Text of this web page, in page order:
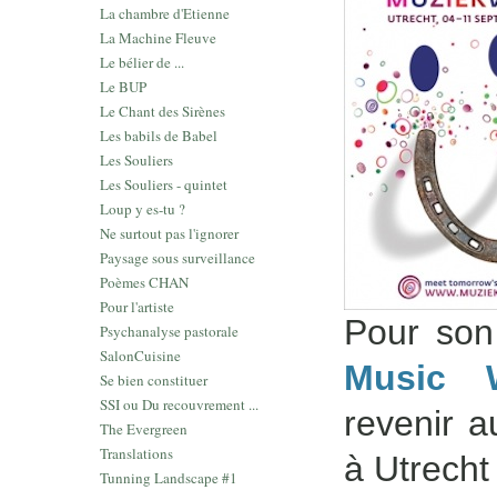
La chambre d'Etienne
La Machine Fleuve
Le bélier de ...
Le BUP
Le Chant des Sirènes
Les babils de Babel
Les Souliers
Les Souliers - quintet
Loup y es-tu ?
Ne surtout pas l'ignorer
Paysage sous surveillance
Poèmes CHAN
Pour l'artiste
Psychanalyse pastorale
SalonCuisine
Se bien constituer
SSI ou Du recouvrement ...
The Evergreen
Translations
Tunning Landscape #1
Pour
Music
revenir
à